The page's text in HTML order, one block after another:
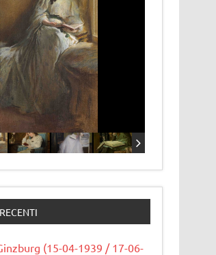
(15-04-1939 / 17-06-